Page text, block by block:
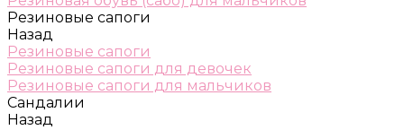
Резиновые сапоги
Назад
Резиновые сапоги
Резиновые сапоги для девочек
Резиновые сапоги для мальчиков
Сандалии
Назад